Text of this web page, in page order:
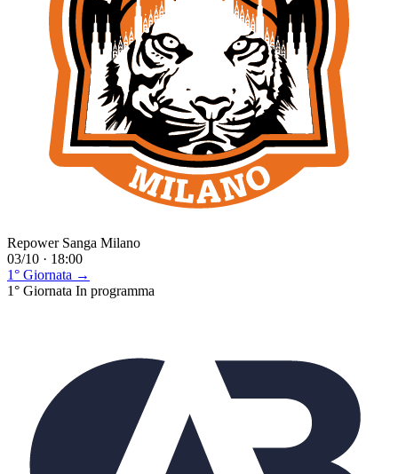
Repower Sanga Milano
03/10 · 18:00
1° Giornata →
1° Giornata In programma